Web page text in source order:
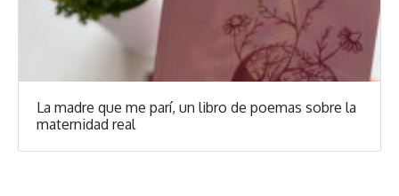
La madre que me parí, un libro de poemas sobre la
maternidad real